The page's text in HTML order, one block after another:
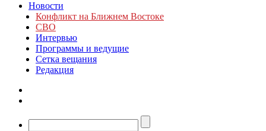
Новости
Конфликт на Ближнем Востоке
СВО
Интервью
Программы и ведущие
Сетка вещания
Редакция